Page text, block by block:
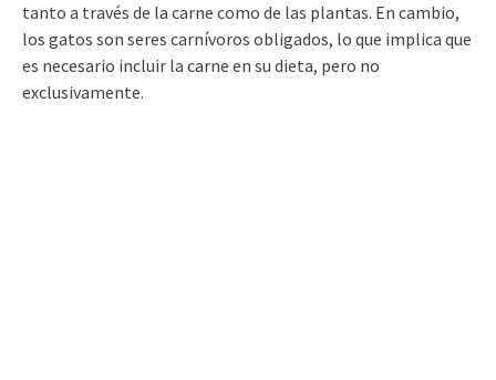
tanto a través de la carne como de las plantas. En cambio,
los gatos son seres carnívoros obligados, lo que implica que
es necesario incluir la carne en su dieta, pero no
exclusivamente.